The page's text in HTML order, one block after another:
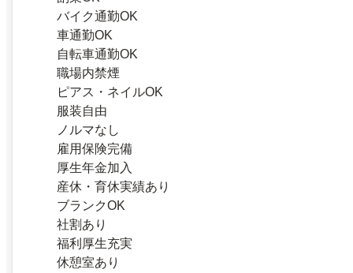
バイク通勤OK
車通勤OK
自転車通勤OK
職場内禁煙
ピアス・ネイルOK
服装自由
ノルマなし
雇用保険完備
厚生年金加入
産休・育休実績あり
ブランクOK
社割あり
福利厚生充実
休憩室あり